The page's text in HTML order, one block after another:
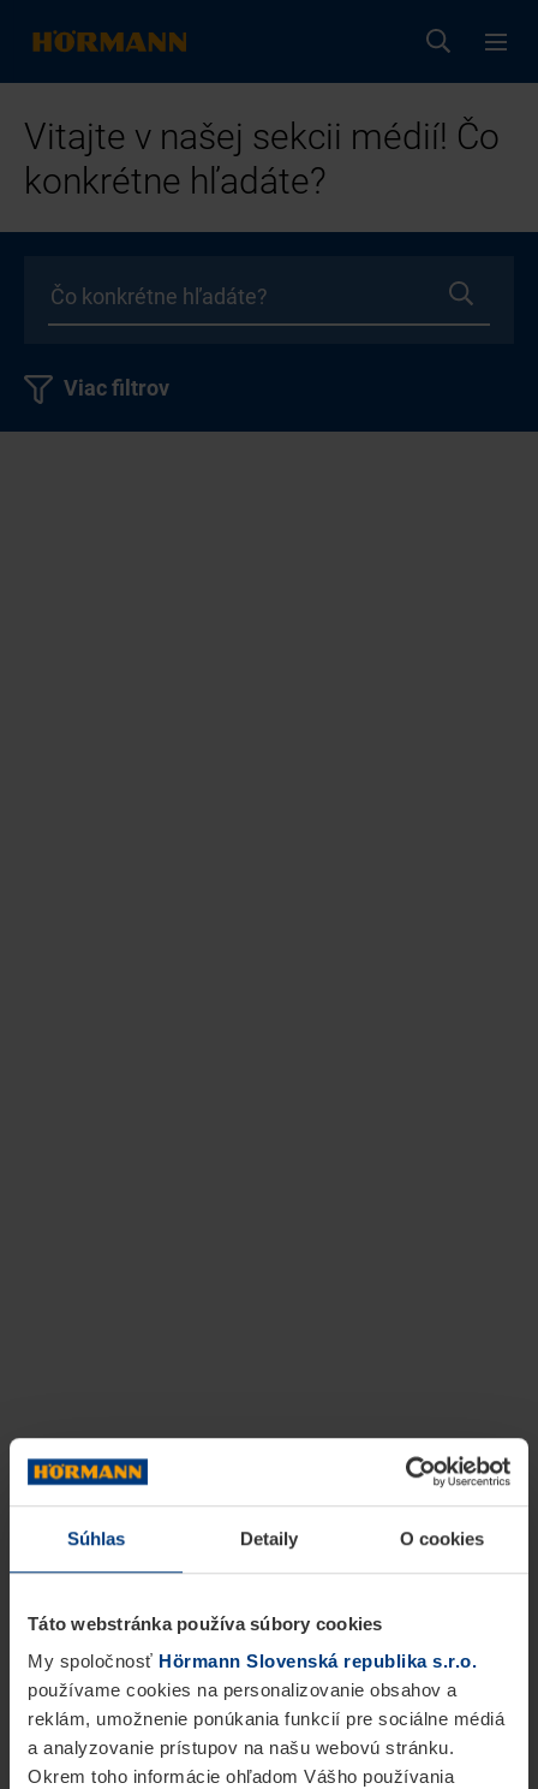
Súhlas Detaily O cookies
Táto webstránka používa súbory cookies
My spoločnosť Hörmann Slovenská republika s.r.o.
používame cookies na personalizovanie obsahov a
reklám, umožnenie ponúkania funkcií pre sociálne médiá
a analyzovanie prístupov na našu webovú stránku.
Okrem toho informácie ohľadom Vášho používania
Vitajte v našej sekcii médií! Čo
konkrétne hľadáte?
Viac filtrov